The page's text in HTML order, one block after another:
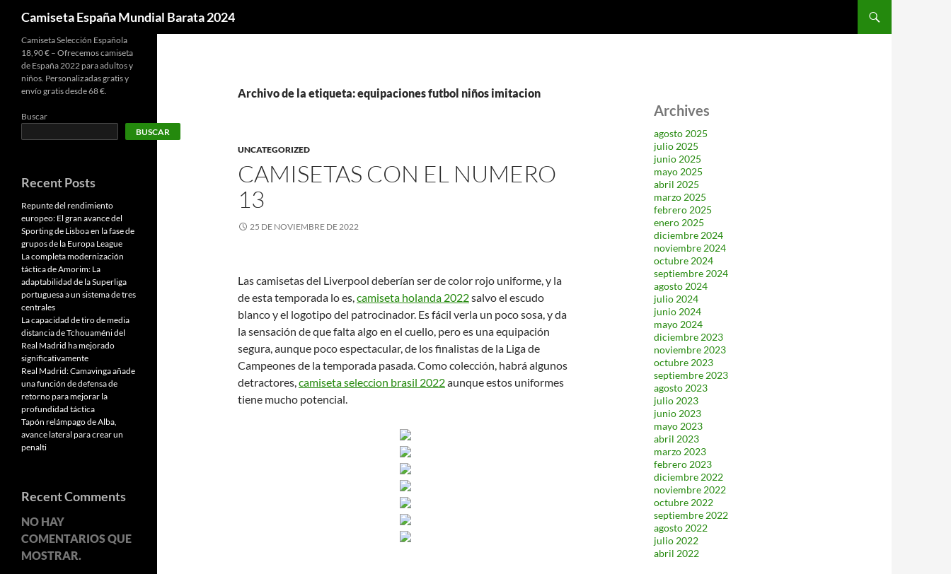
Camiseta España Mundial Barata 2024
Archivo de la etiqueta: equipaciones futbol niños imitacion
UNCATEGORIZED
CAMISETAS CON EL NUMERO
13
25 DE NOVIEMBRE DE 2022
Las camisetas del Liverpool deberían ser de color rojo uniforme, y la
de esta temporada lo es,camiseta holanda 2022salvo el escudo
blanco y el logotipo del patrocinador. Es fácil verla un poco sosa, y da
la sensación de que falta algo en el cuello, pero es una equipación
segura, aunque poco espectacular, de los finalistas de la Liga de
Campeones de la temporada pasada. Como colección, habrá algunos
detractores,camiseta seleccion brasil 2022aunque estos uniformes
tiene mucho potencial.
Archives
agosto 2025
julio 2025
junio 2025
mayo 2025
abril 2025
marzo 2025
febrero 2025
enero 2025
diciembre 2024
noviembre 2024
octubre 2024
septiembre 2024
agosto 2024
julio 2024
junio 2024
mayo 2024
diciembre 2023
noviembre 2023
octubre 2023
septiembre 2023
agosto 2023
julio 2023
junio 2023
mayo 2023
abril 2023
marzo 2023
febrero 2023
diciembre 2022
noviembre 2022
octubre 2022
septiembre 2022
agosto 2022
julio 2022
abril 2022
Camiseta Selección Española
18,90 € – Ofrecemos camiseta
de España 2022 para adultos y
niños. Personalizadas gratis y
envío gratis desde 68 €.
Buscar
BUSCAR
Recent Posts
Repunte del rendimiento
europeo: El gran avance del
Sporting de Lisboa en la fase de
grupos de la Europa League
La completa modernización
táctica de Amorim: La
adaptabilidad de la Superliga
portuguesa a un sistema de tres
centrales
La capacidad de tiro de media
distancia de Tchouaméni del
Real Madrid ha mejorado
significativamente
Real Madrid: Camavinga añade
una función de defensa de
retorno para mejorar la
profundidad táctica
Tapón relámpago de Alba,
avance lateral para crear un
penalti
Recent Comments
NO HAY
COMENTARIOS QUE
MOSTRAR.